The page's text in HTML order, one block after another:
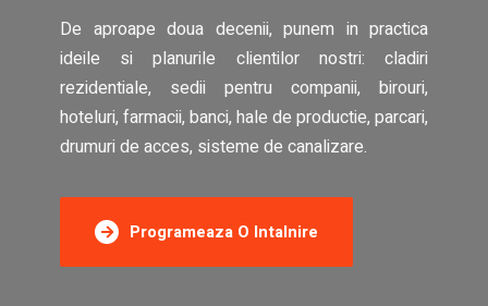
De aproape doua decenii, punem in practica
ideile si planurile clientilor nostri: cladiri
rezidentiale, sedii pentru companii, birouri,
hoteluri, farmacii, banci, hale de productie, parcari,
drumuri de acces, sisteme de canalizare.
Programeaza O Intalnire